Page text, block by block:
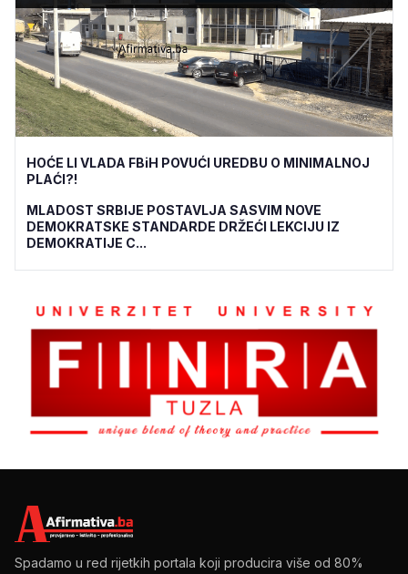
HOĆE LI VLADA FBiH POVUĆI UREDBU O MINIMALNOJ
PLAĆI?!
MLADOST SRBIJE POSTAVLJA SASVIM NOVE
DEMOKRATSKE STANDARDE DRŽEĆI LEKCIJU IZ
DEMOKRATIJE C...
Spadamo u red rijetkih portala koji producira više od 80%